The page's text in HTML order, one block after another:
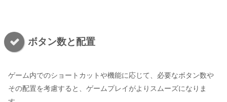
ボタン数と配置
ゲーム内でのショートカットや機能に応じて、必要なボタン数や
その配置を考慮すると、ゲームプレイがよりスムーズになりま